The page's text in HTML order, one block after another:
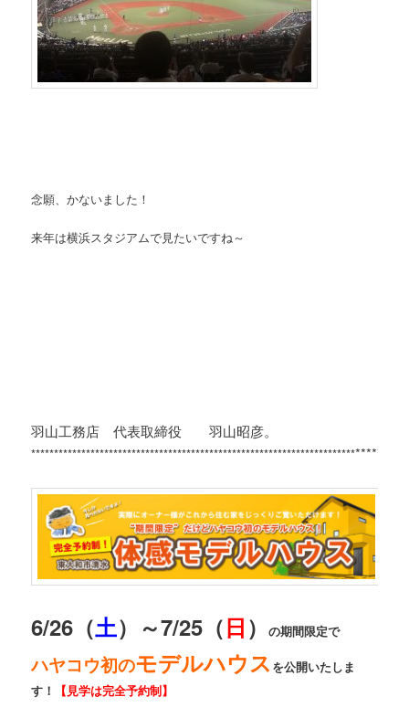
念願、かないました！
来年は横浜スタジアムで見たいですね～
羽山工務店 代表取締役 羽山昭彦。
***********************************************************************
6/26（土）～7/25（日）の期間限定で
ハヤコウ初のモデルハウス を公開いたしま
す！
【見学は完全予約制】